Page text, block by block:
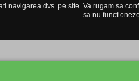
navigarea dvs. pe site. Va rugam sa
sa nu